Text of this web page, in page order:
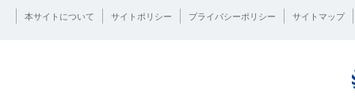
本サイトについて サイトポリシー プライバシーポリシー サイトマップ